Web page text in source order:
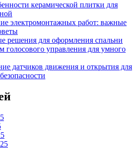
керамической плитки для
электромонтажных работ: важные
решения для оформления спальни
голосового управления для умного
датчиков движения и открытия для